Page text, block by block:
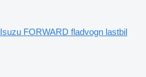
Isuzu FORWARD fladvogn lastbil